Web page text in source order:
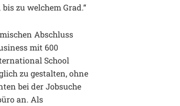
zu welchem Grad.“
Abschluss
mit 600
School
zu gestalten, ohne
bei der Jobsuche
an. Als